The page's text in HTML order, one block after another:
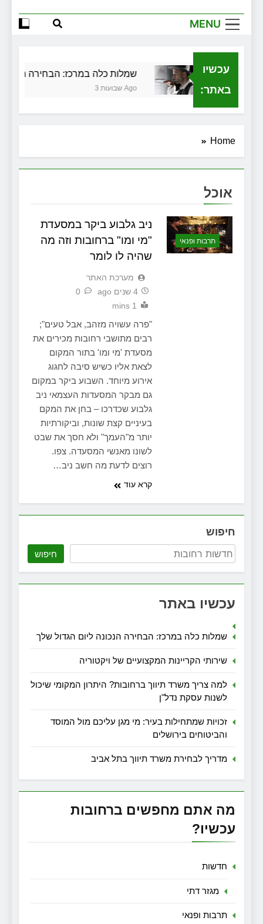
שירותי הקריינות המקצועיים של ויקטוריה
זכויות שמתחילות בעיר: מי מגן עליכם מול
המוסד והביטוחים בירושלים
MENU
עכשיו
באתר:
שמלות כלה במרכז: הבחירה הנכונה
3 שבועות Ago
בגירושין
Home
אוכל
תרבות ופנאי
ניב גלבוע ביקר במסעדת
"מי ומו" ברחובות וזה מה
שהיה לו לומר
מערכת האתר
4 שנים ago
0
1 mins
"פרה עשויה מזהב, אבל טעים";
רבים מתושבי רחובות מכירים את
מסעדת 'מי ומו' בתור המקום
לצאת אליו כשיש סיבה לחגוג
אירוע מיוחד. השבוע ביקר במקום
גם מבקר המסעדות העצמאי ניב
גלבוע שכדרכו – בחן את המקם
בעיניים קצת שונות, וביקורתיות
יותר מ"העמך" ולא חסך את שבט
לשונו מאנשי המסעדה. צפו.
רוצים לדעת מה חשב ניב…
קרא עוד
חיפוש
חיפוש
עכשיו באתר
שמלות כלה במרכז: הבחירה הנכונה ליום הגדול שלך
שירותי הקריינות המקצועיים של ויקטוריה
למה צריך משרד תיווך ברחובות? היתרון המקומי שיכול
לשנות עסקת נדל"ן
זכויות שמתחילות בעיר: מי מגן עליכם מול המוסד
והביטוחים בירושלים
מדריך לבחירת משרד תיווך בתל אביב
מה אתם מחפשים ברחובות
עכשיו?
חדשות
מגזר דתי
תרבות ופנאי